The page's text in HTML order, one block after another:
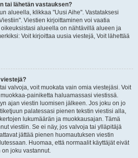
tai lähetän vastauksen?
alueella, klikkaa "Uusi Aihe". Vastataksesi
Viestien kirjoittaminen voi vaatia
alueella on nähtävillä alueen ja
Voit kirjoittaa uusia viestejä, Voit lähettää
valvoja, voit muokata vain omia viestejäsi. Voit
painiketta haluamassasi viestissä.
ajan viestin luomisen jälkeen. Jos joku on jo
palatessasi pienen tekstin viestisi alla,
lukumäärän ja muokkausajan. Tämä
viestiin. Se ei näy, jos valvoja tai ylläpitäjä
jättää pienen huomautuksen viestin
Huomaa, että normaalit käyttäjät eivät
joku vastannut.